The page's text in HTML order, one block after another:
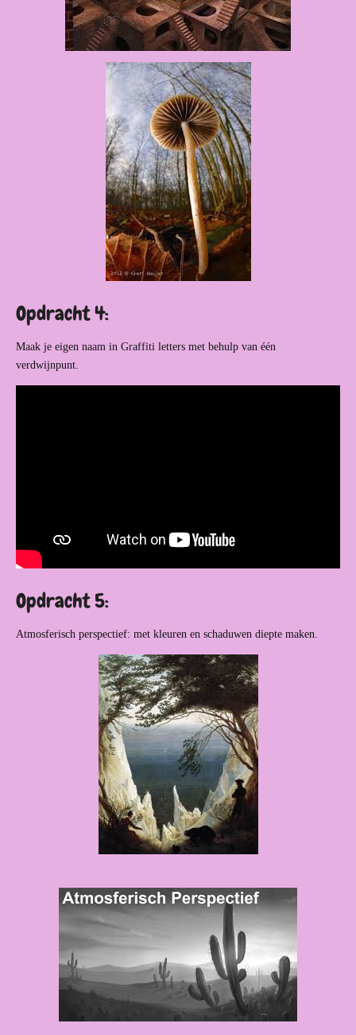
Opdracht 4:
Maak je eigen naam in Graffiti letters met behulp van één
verdwijnpunt.
Opdracht 5:
Atmosferisch perspectief: met kleuren en schaduwen diepte maken.